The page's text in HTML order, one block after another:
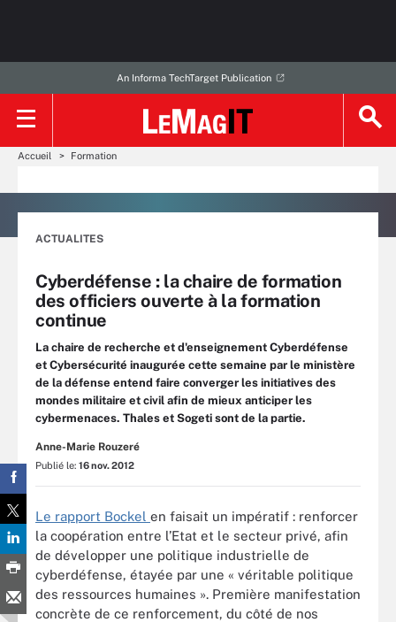
An Informa TechTarget Publication
Accueil Formation
ACTUALITES
Cyberdéfense : la chaire de formation
des officiers ouverte à la formation
continue
La chaire de recherche et d'enseignement Cyberdéfense
et Cybersécurité inaugurée cette semaine par le ministère
de la défense entend faire converger les initiatives des
mondes militaire et civil afin de mieux anticiper les
cybermenaces. Thales et Sogeti sont de la partie.
Anne-Marie Rouzeré
Publié le: 16 nov. 2012
Le rapport Bockel en faisait un impératif : renforcer
la coopération entre l’Etat et le secteur privé, afin
de développer une politique industrielle de
cyberdéfense, étayée par une « véritable politique
des ressources humaines ». Première manifestation
concrète de ce renforcement, du côté de nos